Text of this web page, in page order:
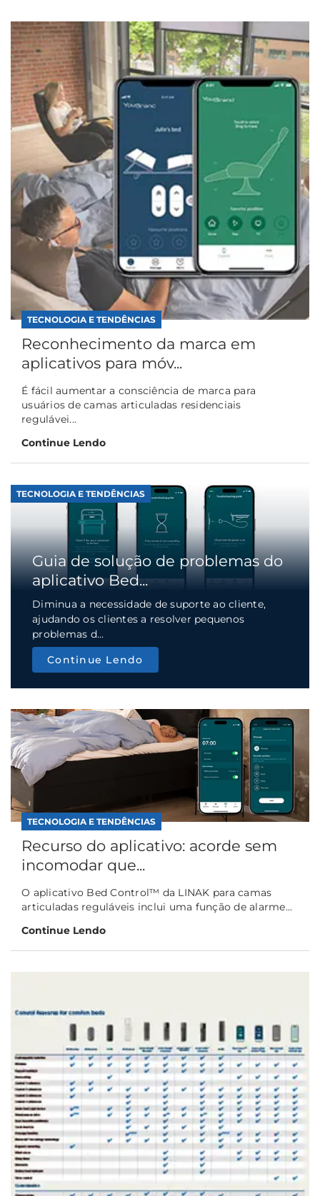
TECNOLOGIA E TENDÊNCIAS
Reconhecimento da marca em
aplicativos para móv...
É fácil aumentar a consciência de marca para
usuários de camas articuladas residenciais
regulávei...
Continue Lendo
TECNOLOGIA E TENDÊNCIAS
Guia de solução de problemas do
aplicativo Bed...
Diminua a necessidade de suporte ao cliente,
ajudando os clientes a resolver pequenos
problemas d...
Continue Lendo
TECNOLOGIA E TENDÊNCIAS
Recurso do aplicativo: acorde sem
incomodar que...
O aplicativo Bed Control™ da LINAK para camas
articuladas reguláveis inclui uma função de alarme...
Continue Lendo